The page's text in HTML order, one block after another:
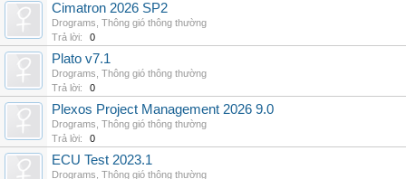
Cimatron 2026 SP2
Drograms Thông gió thông thường
Trả lời:
0
Plato v7.1
Drograms Thông gió thông thường
Trả lời:
0
Plexos Project Management 2026 9.0
Drograms Thông gió thông thường
Trả lời:
0
ECU Test 2023.1
Drograms Thông gió thông thường